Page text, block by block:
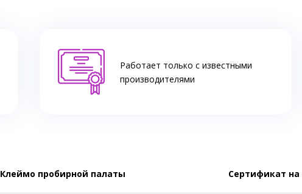
Работает только с известными
производителями
Клеймо пробирной палаты Сертификат